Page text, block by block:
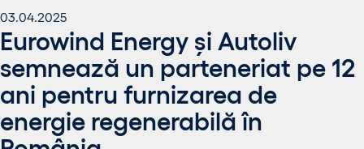
03.04.2025
Eurowind Energy și Autoliv
semnează un parteneriat pe 12
ani pentru furnizarea de
energie regenerabilă în